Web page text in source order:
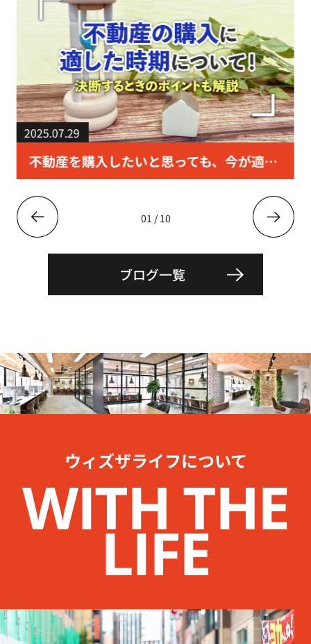
2025.07.29
不動産を購入したいと思っても、今が適した時期なのかどうか迷って行動を起こせない方もいらっしゃるのではないでしょうか。実際に不動産を購入した方は、どのようなタイミングで決断したのかを知ることができれば、参考にして検討したいですよね。そこで今回は不動産の購入に適した時期を統計情報やライフイベントに注目して解説します。不動産の購入を決断するうえでのポイントについても解説しますので、いつごろ不動産を購入するべきか迷っている方はぜひご参考になさってください。▼ 物件情報が見たい方はこちらをクリック ▼久留米市の売買物件一覧へ進む 目次 ▼ 不動産の購入に適した時期の統計▼ ライフイベントをきっかけ...
01 / 10
ブログ一覧
ウィズザライフについて
WITH THE
LIFE